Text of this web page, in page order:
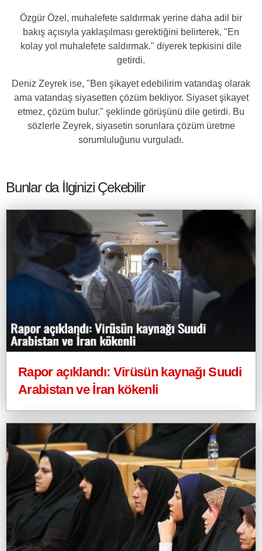
Özgür Özel, muhalefete saldırmak yerine daha adil bir
bakış açısıyla yaklaşılması gerektiğini belirterek, "En
kolay yol muhalefete saldırmak." diyerek tepkisini dile
getirdi.
Deniz Zeyrek ise, "Ben şikayet edebilirim vatandaş olarak
ama vatandaş siyasetten çözüm bekliyor. Siyaset şikayet
etmez, çözüm bulur." şeklinde görüşünü dile getirdi. Bu
sözlerle Zeyrek, siyasetin sorunlara çözüm üretme
sorumluluğunu vurguladı.
Bunlar da İlginizi Çekebilir
Rapor açıklandı: Virüsün kaynağı Suudi
Arabistan ve İran kökenli